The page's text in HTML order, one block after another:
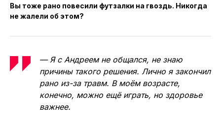
Вы тоже рано повесили футзалки на гвоздь. Никогда
не жалели об этом?
— Я с Андреем не общался, не знаю
причины такого решения. Лично я закончил
рано из-за травм. В моём возрасте,
конечно, можно ещё играть, но здоровье
важнее.